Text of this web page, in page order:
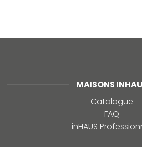
MAISONS
Catalogue
FAQ
inHAUS